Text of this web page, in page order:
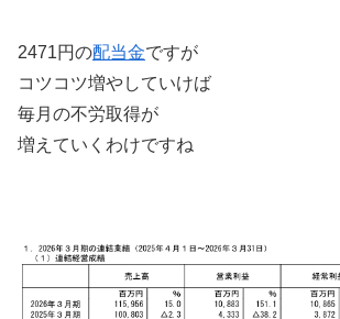
2471円の配当金ですが
コツコツ増やしていけば
毎月の不労取得が
増えていくわけですね